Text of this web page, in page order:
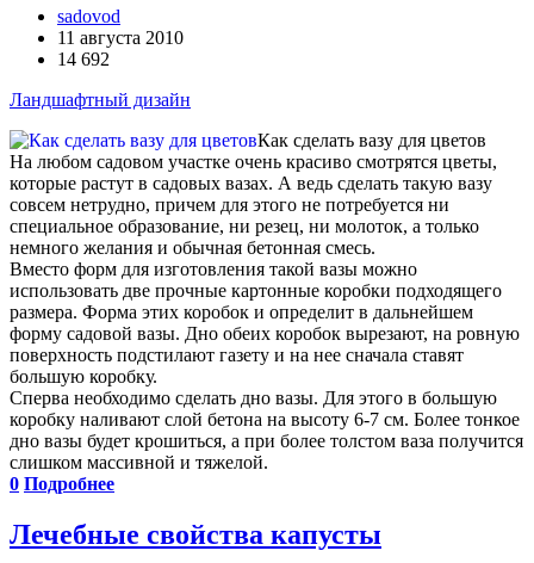
sadovod
11 августа 2010
14 692
Ландшафтный дизайн
Как сделать вазу для цветов
На любом садовом участке очень красиво смотрятся цветы,
которые растут в садовых вазах. А ведь сделать такую вазу
совсем нетрудно, причем для этого не потребуется ни
специальное образование, ни резец, ни молоток, а только
немного желания и обычная бетонная смесь.
Вместо форм для изготовления такой вазы можно
использовать две прочные картонные коробки подходящего
размера. Форма этих коробок и определит в дальнейшем
форму садовой вазы. Дно обеих коробок вырезают, на ровную
поверхность подстилают газету и на нее сначала ставят
большую коробку.
Сперва необходимо сделать дно вазы. Для этого в большую
коробку наливают слой бетона на высоту 6-7 см. Более тонкое
дно вазы будет крошиться, а при более толстом ваза получится
слишком массивной и тяжелой.
0 Подробнее
Лечебные свойства капусты